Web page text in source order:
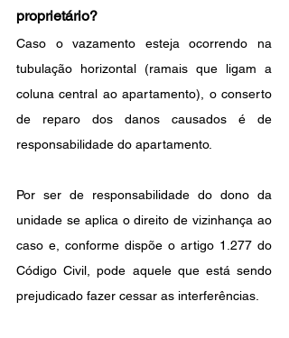
proprietário?
Caso o vazamento esteja ocorrendo na
tubulação horizontal (ramais que ligam a
coluna central ao apartamento), o conserto
de reparo dos danos causados é de
responsabilidade do apartamento.
Por ser de responsabilidade do dono da
unidade se aplica o direito de vizinhança ao
caso e, conforme dispõe o artigo 1.277 do
Código Civil, pode aquele que está sendo
prejudicado fazer cessar as interferências.